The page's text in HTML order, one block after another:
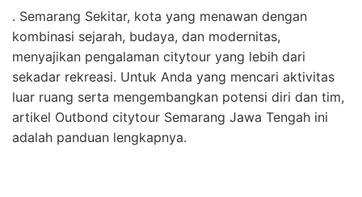
. Semarang Sekitar, kota yang menawan dengan
kombinasi sejarah, budaya, dan modernitas,
menyajikan pengalaman citytour yang lebih dari
sekadar rekreasi. Untuk Anda yang mencari aktivitas
luar ruang serta mengembangkan potensi diri dan tim,
artikel Outbond citytour Semarang Jawa Tengah ini
adalah panduan lengkapnya.